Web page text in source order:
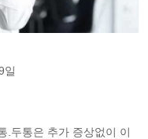
일
.두통은 추가 증상없이 이